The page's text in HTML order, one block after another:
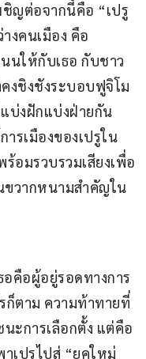
ชิญต่อจากนี้คือ “เปรู
งคนเมือง คือ
นให้กับเธอ กับชาว
งชิงชังระบอบฟูจิโม
บ่งฝักแบ่งฝ่ายกัน
รเมืองของเปรูใน
อมรวบรวมเสียงเพื่อ
ขวากหนามสำคัญใน
อคือผู้อยู่รอดทางการ
ก็ตาม ความท้าทายที่
ะการเลือกตั้ง แต่คือ
เปรูไปสู่ “ยุคใหม่